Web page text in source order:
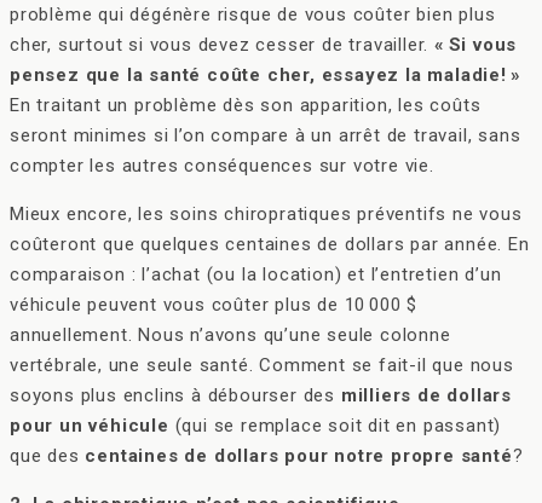
problème qui dégénère risque de vous coûter bien plus
cher, surtout si vous devez cesser de travailler. « Si vous
pensez que la santé coûte cher, essayez la maladie! »
En traitant un problème dès son apparition, les coûts
seront minimes si l’on compare à un arrêt de travail, sans
compter les autres conséquences sur votre vie.
Mieux encore, les soins chiropratiques préventifs ne vous
coûteront que quelques centaines de dollars par année. En
comparaison : l’achat (ou la location) et l’entretien d’un
véhicule peuvent vous coûter plus de 10 000 $
annuellement. Nous n’avons qu’une seule colonne
vertébrale, une seule santé. Comment se fait-il que nous
soyons plus enclins à débourser des milliers de dollars
pour un véhicule (qui se remplace soit dit en passant)
que des centaines de dollars pour notre propre santé?